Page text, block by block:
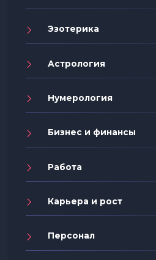
Эзотерика
Астрология
Нумерология
Бизнес и финансы
Работа
Карьера и рост
Персонал